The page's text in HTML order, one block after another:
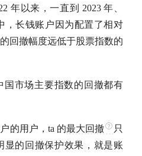
年以来，一直到 2023 年、
，长钱账户因为配置了相对
回撤幅度远低于股票指数的
国市场主要指数的回撤都有
的用户，ta 的最大回撤
只
显的回撤保护效果，就是账